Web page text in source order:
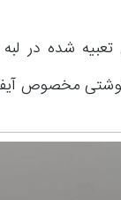
تعبیه شده در
مخصوص